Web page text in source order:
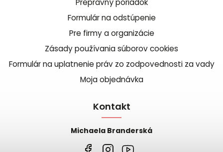
Prepravný poriadok
Formulár na odstúpenie
Pre firmy a organizácie
Zásady používania súborov cookies
Formulár na uplatnenie práv zo zodpovednosti za vady
Moja objednávka
Kontakt
Michaela Branderská